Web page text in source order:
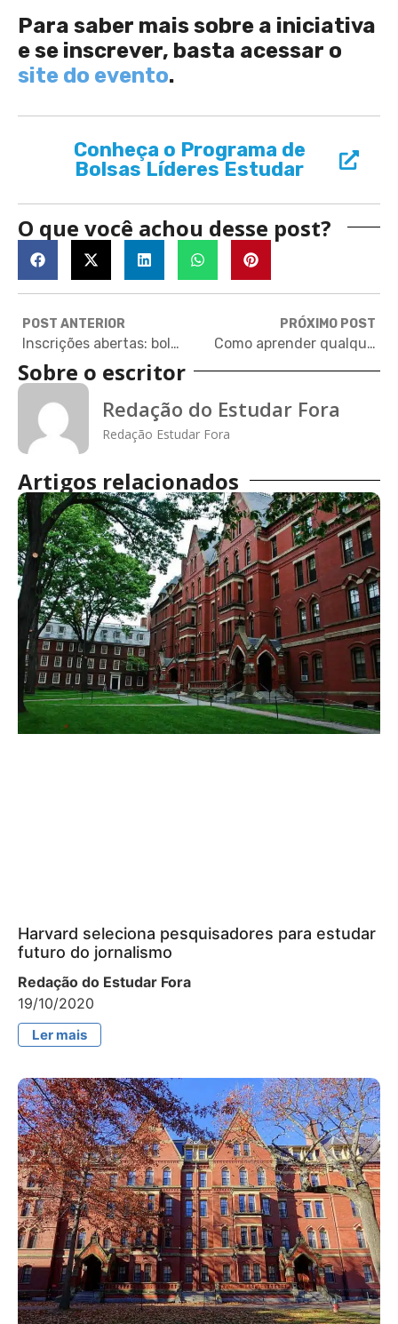
Para saber mais sobre a iniciativa
e se inscrever, basta acessar o
site do evento.
Conheça o Programa de
Bolsas Líderes Estudar
O que você achou desse post?
POST ANTERIOR
Inscrições abertas: bolsas para jovens empreendedores na Alemanha
PRÓXIMO POST
Como aprender qualquer coisa (de graça) pela internet – de idiomas a cursos de Harvard
Sobre o escritor
Redação do Estudar Fora
Redação Estudar Fora
Artigos relacionados
Harvard seleciona pesquisadores para estudar
futuro do jornalismo
Redação do Estudar Fora
19/10/2020
Ler mais